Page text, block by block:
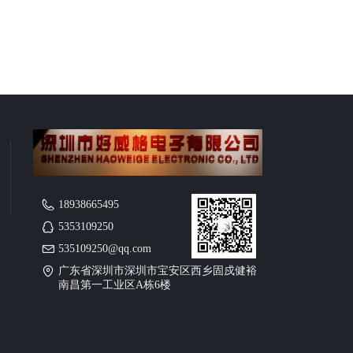
18938665495
5353109250
535109250@qq.com
广东省深圳市深圳市宝安区西乡固戍健裕
南昌第一工业区A栋6楼